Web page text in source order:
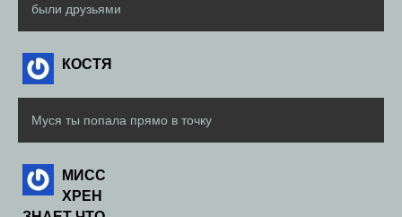
были друзьями
КОСТЯ
Муся ты попала прямо в точку
МИСС
ХРЕН